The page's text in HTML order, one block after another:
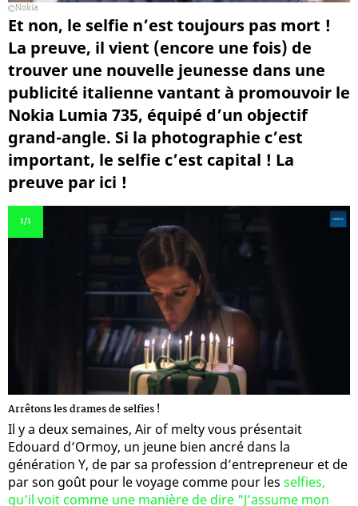
Nokia
Et non, le selfie n’est toujours pas mort !
La preuve, il vient (encore une fois) de
trouver une nouvelle jeunesse dans une
publicité italienne vantant à promouvoir le
Nokia Lumia 735, équipé d’un objectif
grand-angle. Si la photographie c’est
important, le selfie c’est capital ! La
preuve par ici !
1/1
Arrêtons les drames de selfies !
Il y a deux semaines, Air of melty vous présentait
Edouard d’Ormoy, un jeune bien ancré dans la
génération Y, de par sa profession d’entrepreneur et de
par son goût pour le voyage comme pour les selfies,
qu’il voit comme une manière de dire "J’assume mon